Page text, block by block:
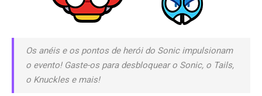
Os anéis e os pontos de herói do Sonic impulsionam
o evento! Gaste-os para desbloquear o Sonic, o Tails,
o Knuckles e mais!